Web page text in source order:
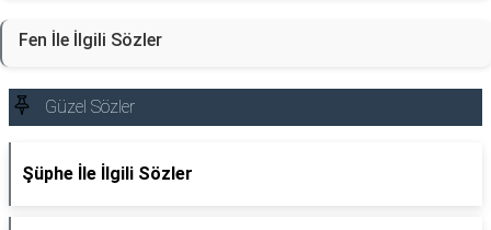
Fen İle İlgili Sözler
Güzel Sözler
Şüphe İle İlgili Sözler